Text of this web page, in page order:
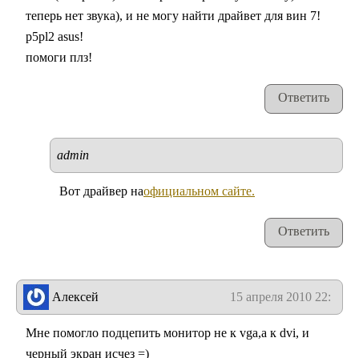
теперь нет звука), и не могу найти драйвет для вин 7!
p5pl2 asus!
помоги плз!
Ответить
admin
Вот драйвер наофициальном сайте.
Ответить
Алексей 15 апреля 2010 22:31
Мне помогло подцепить монитор не к vga,а к dvi, и
черный экран исчез =)